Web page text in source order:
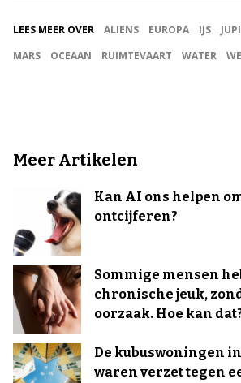
LEES MEER OVER ALIENS EUROPA IJS
MARS
OCEAAN RUIMTEVAART WATER
Meer Artikelen
Kan AI ons helpen
ontcijferen?
Sommige mensen
chronische jeuk,
oorzaak. Hoe kan
De kubuswoningen
waren verzet tegen